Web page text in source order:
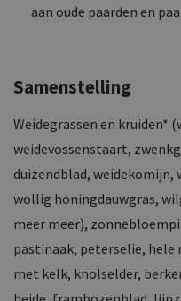
aan oude paarden en
Samenstelling
Weidegrassen en kruiden*
weidevossenstaart,
duizendblad, weidekomijn,
wollig honingdauwgras,
meer meer),
pastinaak, peterselie,
met kelk, knolselder,